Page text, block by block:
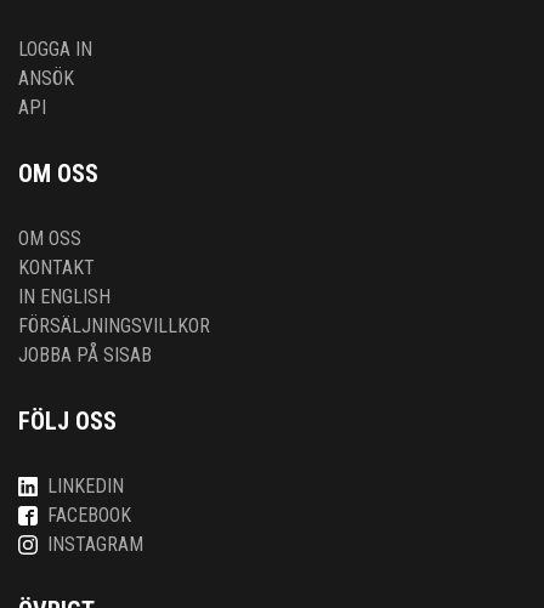
LOGGA IN
ANSÖK
API
OM OSS
OM OSS
KONTAKT
IN ENGLISH
FÖRSÄLJNINGSVILLKOR
JOBBA PÅ SISAB
FÖLJ OSS
LINKEDIN
FACEBOOK
INSTAGRAM